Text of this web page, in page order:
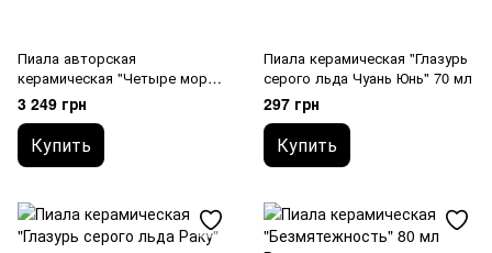
Пиала авторская
керамическая "Четыре моря"
100 мл
3 249 грн
Купить
Пиала керамическая "Глазурь
серого льда Чуань Юнь" 70 мл
297 грн
Купить